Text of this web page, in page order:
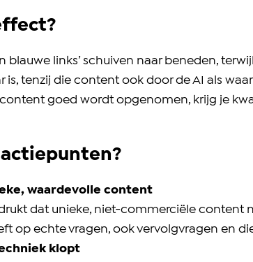
blauwe links’ schuiven naar beneden,
is, tenzij die content ook door de AI als
content goed wordt opgenomen, krijg je
waardevolle content
dat unieke, niet-commerciële content
op echte vragen, ook vervolgvragen en
klopt